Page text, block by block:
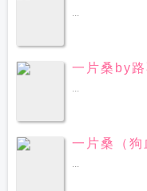
...
一片桑by路
...
一片桑（狗
...